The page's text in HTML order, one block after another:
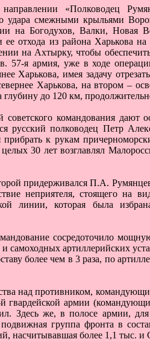
направлении «Полководец
удара смежными крыльями
на Богодухов, Валки, Новая
ее отхода из района Харькова
на Ахтырку, чтобы
57-я армия, уже в ходе
Харькова, имея задачу
Харькова, на втором –
до 120 км,
командования дают
полководец Петр
прибрать к рукам
30 лет возглавлял
придерживался П.А.
неприятеля, стоящего на
линии, которая была
сосредоточило
самоходных артиллерийских
более чем в 3 раза, по
над противником,
й гвардейской армии
Здесь же, в полосе армии,
группа фронта в
насчитывавшая более 1,1 тыс. и